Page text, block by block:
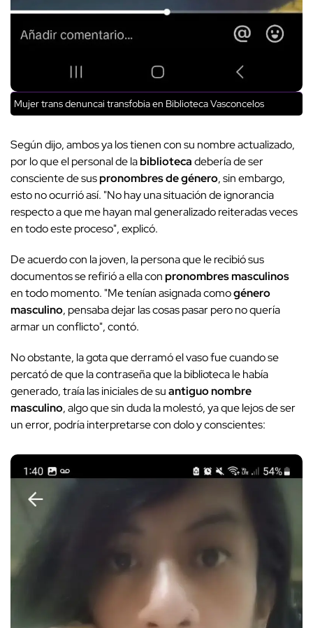
Mujer trans denuncai transfobia en Biblioteca Vasconcelos
Según dijo, ambos ya los tienen con su nombre actualizado,
por lo que el personal de labibliotecadebería de ser
consciente de suspronombres de género, sin embargo,
esto no ocurrió así. "No hay una situación de ignorancia
respecto a que me hayan mal generalizado reiteradas veces
en todo este proceso", explicó.
De acuerdo con la joven, la persona que le recibió sus
documentos se refirió a ella conpronombres masculinos
en todo momento. "Me tenían asignada comogénero
masculino, pensaba dejar las cosas pasar pero no quería
armar un conflicto", contó.
No obstante, la gota que derramó el vaso fue cuando se
percató de que la contraseña que la biblioteca le había
generado, traía las iniciales de suantiguo nombre
masculino, algo que sin duda la molestó, ya que lejos de ser
un error, podría interpretarse con dolo y conscientes: